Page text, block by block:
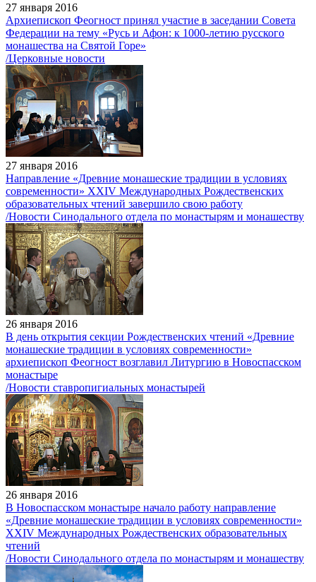
27 января 2016
Архиепископ Феогност принял участие в заседании Совета
Федерации на тему «Русь и Афон: к 1000-летию русского
монашества на Святой Горе»
/Церковные новости
27 января 2016
Направление «Древние монашеские традиции в условиях
современности» XXIV Международных Рождественских
образовательных чтений завершило свою работу
/Новости Синодального отдела по монастырям и монашеству
26 января 2016
В день открытия секции Рождественских чтений «Древние
монашеские традиции в условиях современности»
архиепископ Феогност возглавил Литургию в Новоспасском
монастыре
/Новости ставропигиальных монастырей
26 января 2016
В Новоспасском монастыре начало работу направление
«Древние монашеские традиции в условиях современности»
XXIV Международных Рождественских образовательных
чтений
/Новости Синодального отдела по монастырям и монашеству